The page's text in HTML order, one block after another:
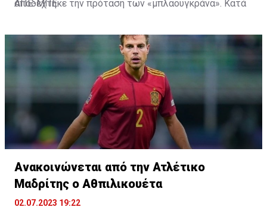
αποδέχτηκε την πρόταση των «μπλαουγκράνα». Κατά
αγωνίστηκε σε 177 ματς σκοράροντας οκτώ τέρματα,
ενώ το 2021 πανηγύρισε και την κατάκτηση του Copa
Del Rey.
ΑΠΕ-ΜΠΕ
Ανακοινώνεται από την Ατλέτικο
Μαδρίτης ο Αθπιλικουέτα
02.07.2023 19:22